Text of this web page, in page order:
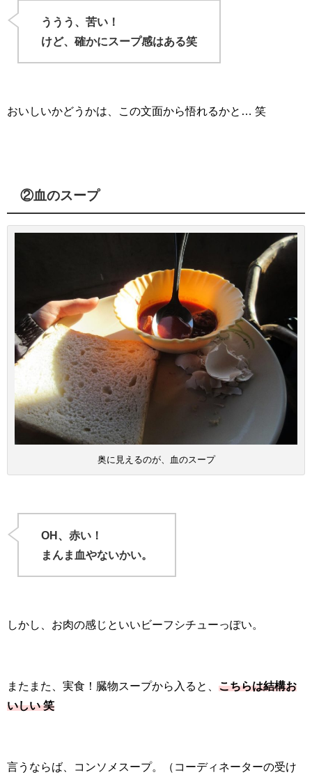
ううう、苦い！
けど、確かにスープ感はある笑
おいしいかどうかは、この文面から悟れるかと… 笑
②血のスープ
奥に見えるのが、血のスープ
OH、赤い！
まんま血やないかい。
しかし、お肉の感じといいビーフシチューっぽい。
またまた、実食！臓物スープから入ると、 こちらは結構お
いしい 笑
言うならば、コンソメスープ。（コーディネーターの受け